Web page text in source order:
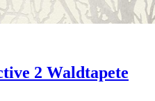
2 Waldtapete